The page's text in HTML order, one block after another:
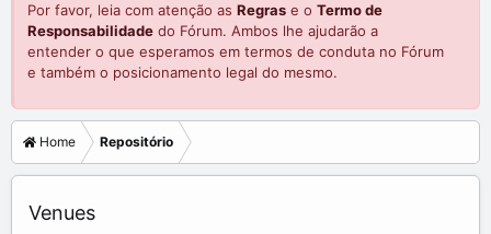
Por favor, leia com atenção as Regras e o Termo de
Responsabilidade do Fórum. Ambos lhe ajudarão a
entender o que esperamos em termos de conduta no Fórum
e também o posicionamento legal do mesmo.
Home Repositório
Venues